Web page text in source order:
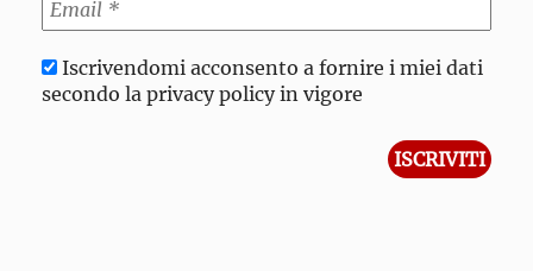
Iscrivendomi acconsento a fornire i miei dati
secondo la privacy policy in vigore